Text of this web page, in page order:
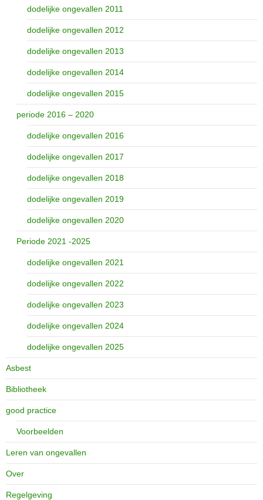
dodelijke ongevallen 2011
dodelijke ongevallen 2012
dodelijke ongevallen 2013
dodelijke ongevallen 2014
dodelijke ongevallen 2015
periode 2016 – 2020
dodelijke ongevallen 2016
dodelijke ongevallen 2017
dodelijke ongevallen 2018
dodelijke ongevallen 2019
dodelijke ongevallen 2020
Periode 2021 -2025
dodelijke ongevallen 2021
dodelijke ongevallen 2022
dodelijke ongevallen 2023
dodelijke ongevallen 2024
dodelijke ongevallen 2025
Asbest
Bibliotheek
good practice
Voorbeelden
Leren van ongevallen
Over
Regelgeving